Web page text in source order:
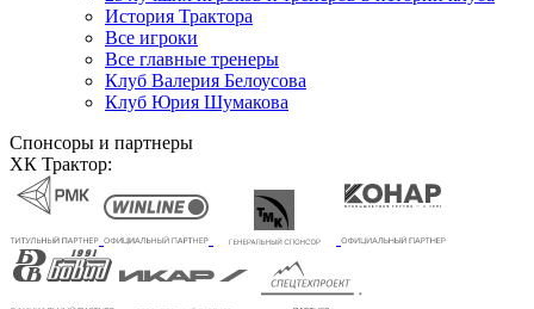
История Трактора
Все игроки
Все главные тренеры
Клуб Валерия Белоусова
Клуб Юрия Шумакова
Спонсоры и партнеры
ХК Трактор: